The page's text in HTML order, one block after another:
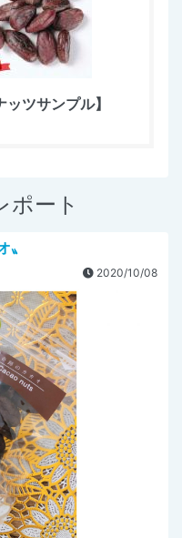
ツサンプル】
ポート
2020/10/08